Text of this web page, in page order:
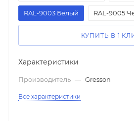
RAL-9003 Белый RAL-9005
КУПИТЬ В 1
Характеристики
Производитель — Gresson
Все характеристики